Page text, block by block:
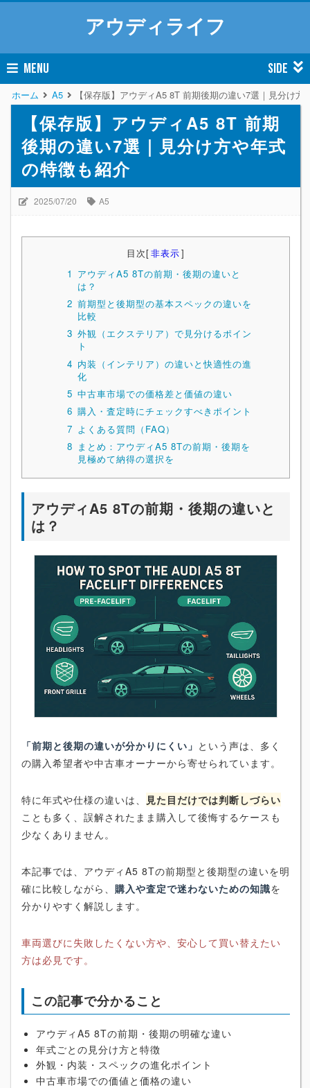
アウディライフ
MENU SIDE
ホーム A5 【保存版】アウディA5 8T 前期後期の違い7選｜見分け方
【保存版】アウディA5 8T 前期
後期の違い7選｜見分け方や年式
の特徴も紹介
2025/07/20 A5
目次[非表示]
1 アウディA5 8Tの前期・後期の違いと
は？
2 前期型と後期型の基本スペックの違いを
比較
3 外観（エクステリア）で見分けるポイン
ト
4 内装（インテリア）の違いと快適性の進
化
5 中古車市場での価格差と価値の違い
6 購入・査定時にチェックすべきポイント
7 よくある質問（FAQ）
8 まとめ：アウディA5 8Tの前期・後期を
見極めて納得の選択を
アウディA5 8Tの前期・後期の違いと
は？
「前期と後期の違いが分かりにくい」 という声は、多く
の購入希望者や中古車オーナーから寄せられています。
特に年式や仕様の違いは、 見た目だけでは判断しづらい
ことも多く、誤解されたまま購入して後悔するケースも
少なくありません。
本記事では、アウディA5 8Tの前期型と後期型の違いを明
確に比較しながら、 購入や査定で迷わないための知識を
分かりやすく解説します。
車両選びに失敗したくない方や、安心して買い替えたい
方は必見です。
この記事で分かること
アウディA5 8Tの前期・後期の明確な違い
年式ごとの見分け方と特徴
外観・内装・スペックの進化ポイント
中古車市場での価値と価格の違い